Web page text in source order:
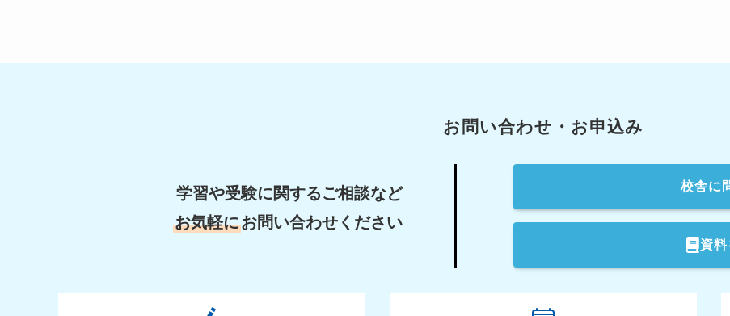
お問い合わせ・お申込み
学習や受験に関するご相談など
お気軽にお問い合わせください
校舎に
資